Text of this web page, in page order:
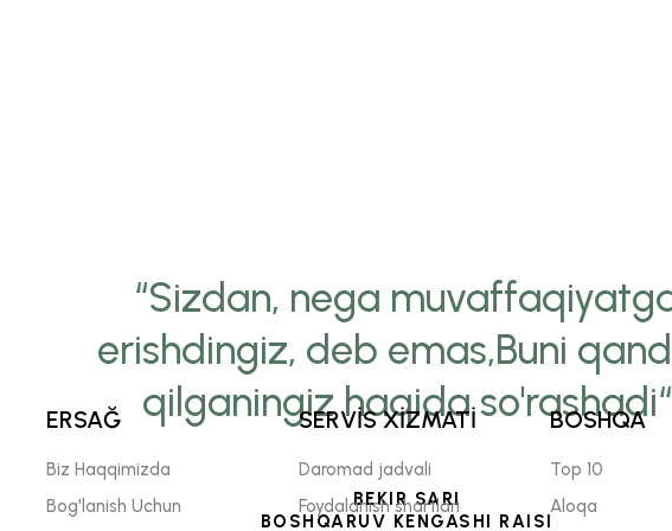
“Sizdan, nega
erishdingiz, deb emas,Buni
qilganingiz haqida so'rashadi“
BEKIR SARI
BOSHQARUV KENGASHI RAISI
ERSAĞ
Biz Haqqimizda
Bog'lanish Uchun
SERVİS XİZMATİ
Daromad jadvali
Foydalanish shartlari
BOSHQA
Top 10
Aloqa